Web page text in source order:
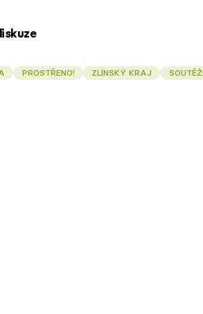
PROSTŘENO! ZLÍNSKÝ KRAJ